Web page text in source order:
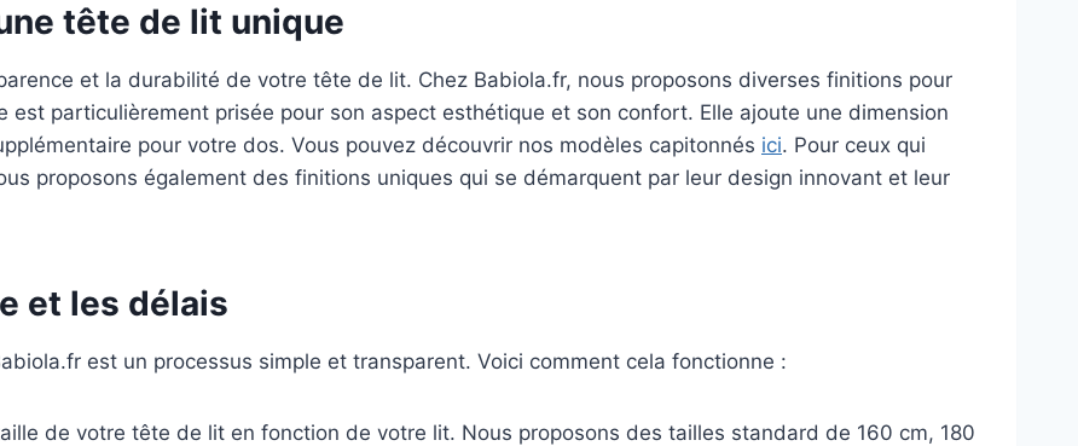
tête de lit unique
et la durabilité de votre tête de lit. Chez Babiola.fr, nous proposons diverses finitions pour
particulièrement prisée pour son aspect esthétique et son confort. Elle ajoute une dimension
pour votre dos. Vous pouvez découvrir nos modèles capitonnés ici. Pour ceux qui
proposons également des finitions uniques qui se démarquent par leur design innovant et leur
et les délais
est un processus simple et transparent. Voici comment cela fonctionne :
de votre tête de lit en fonction de votre lit. Nous proposons des tailles standard de 160 cm, 180